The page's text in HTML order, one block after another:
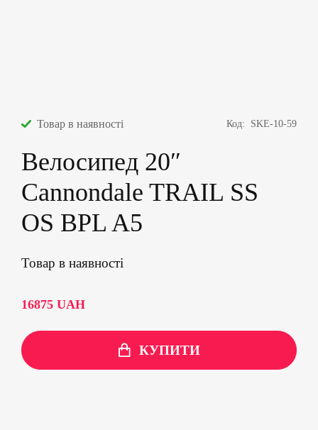
Товар в наявності Код: SKE-10-59
Велосипед 20″
Cannondale TRAIL SS
OS BPL A5
Товар в наявності
16875 UAH
КУПИТИ